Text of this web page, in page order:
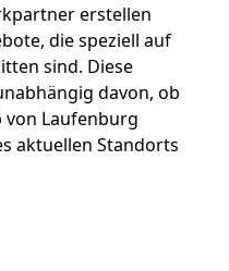
erstellen
die speziell auf
sind. Diese
davon, ob
von Laufenburg
aktuellen Standorts